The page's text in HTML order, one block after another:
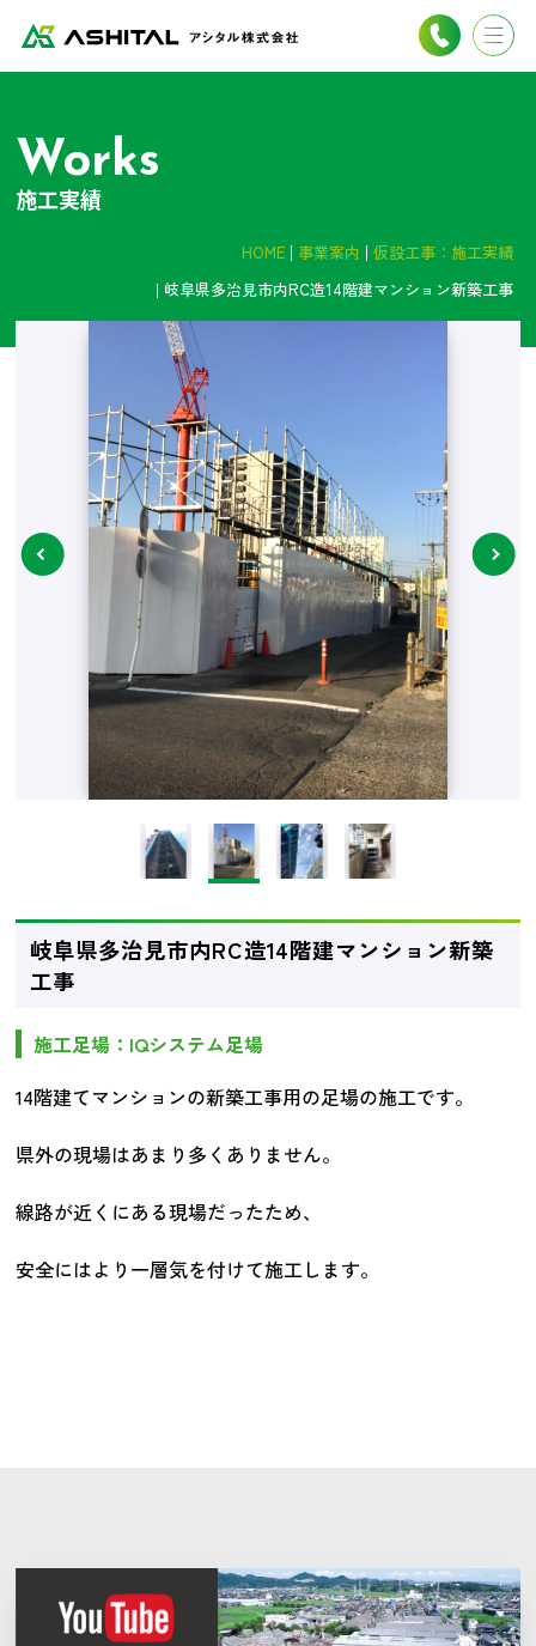
Works
施工実績
HOME 事業案内
仮設工事：施工実績
岐阜県多治見市内RC造14階建マンション新築工事
next
岐阜県多治見市内RC造14階建マンション新築
工事
施工足場：IQシステム足場
14階建てマンションの新築工事用の足場の施工です。
県外の現場はあまり多くありません。
線路が近くにある現場だったため、
安全にはより一層気を付けて施工します。